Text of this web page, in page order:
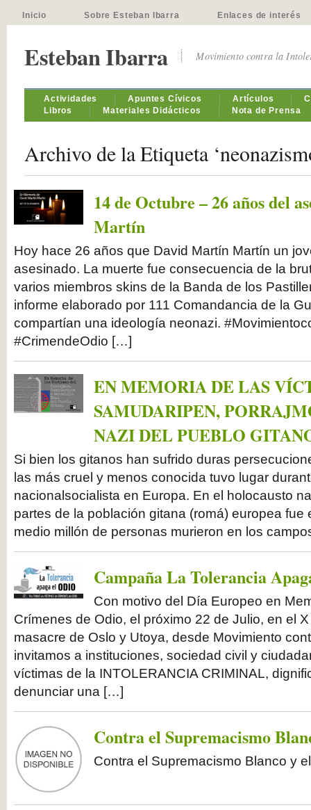
Inicio Sobre Esteban Ibarra Enlaces de interés
Esteban Ibarra Movimiento contra la
Actividades Apuntes Cívicos Artículos
Libros
Materiales Didácticos Nota de Prensa
Archivo de la Etiqueta
14 de Octubre – 26 años del
Martín
Hoy hace 26 años que David Martín Martín un
asesinado. La muerte fue consecuencia de la
varios miembros skins de la Banda de los
informe elaborado por 111 Comandancia de la
compartían una ideología neonazi.
#CrimendeOdio […]
EN MEMORIA DE LAS
SAMUDARIPEN,
NAZI DEL PUEBLO
Si bien los gitanos han sufrido duras
las más cruel y menos conocida tuvo lugar
nacionalsocialista en Europa. En el holocausto
partes de la población gitana (romá) europea fue
medio millón de personas murieron en los
Campaña La Tolerancia
Con motivo del Día Europeo en
Crímenes de Odio, el próximo 22 de Julio, en el
masacre de Oslo y Utoya, desde Movimiento
invitamos a instituciones, sociedad civil y
víctimas de la INTOLERANCIA CRIMINAL,
denunciar una […]
Contra el Supremacismo
Contra el Supremacismo Blanco y